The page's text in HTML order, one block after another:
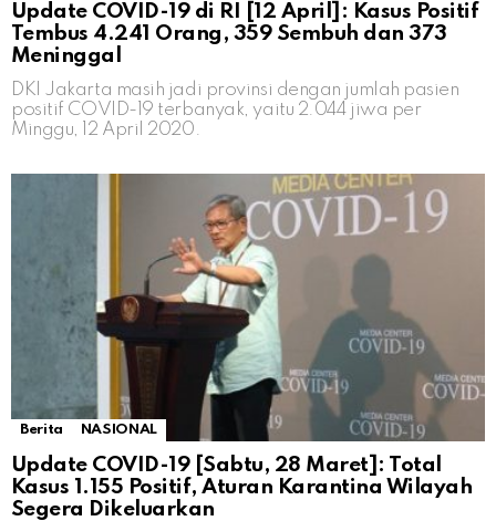
Update COVID-19 di RI [12 April]: Kasus Positif
Tembus 4.241 Orang, 359 Sembuh dan 373
Meninggal
DKI Jakarta masih jadi provinsi dengan jumlah pasien
positif COVID-19 terbanyak, yaitu 2.044 jiwa per
Minggu, 12 April 2020.
Berita NASIONAL
Update COVID-19 [Sabtu, 28 Maret]: Total
Kasus 1.155 Positif, Aturan Karantina Wilayah
Segera Dikeluarkan